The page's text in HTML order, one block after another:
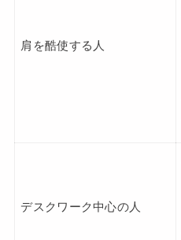
肩を酷使する人
デスクワーク中心の人